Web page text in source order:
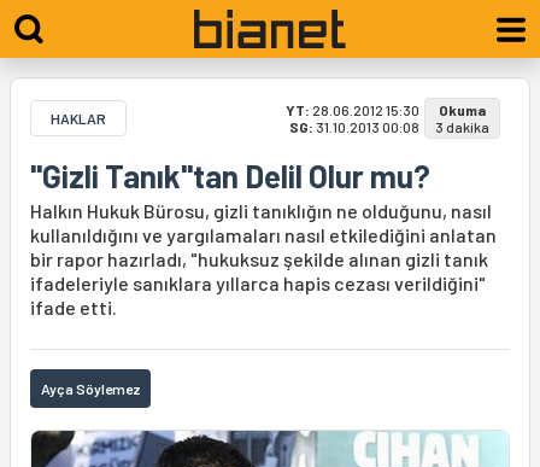
HAKLAR YT: 28.06.2012 15:30
SG: 31.10.2013 00:08
Okuma
3 dakika
"Gizli Tanık"tan Delil Olur mu?
Halkın Hukuk Bürosu, gizli tanıklığın ne olduğunu, nasıl
kullanıldığını ve yargılamaları nasıl etkilediğini anlatan
bir rapor hazırladı, "hukuksuz şekilde alınan gizli tanık
ifadeleriyle sanıklara yıllarca hapis cezası verildiğini"
ifade etti.
Ayça Söylemez